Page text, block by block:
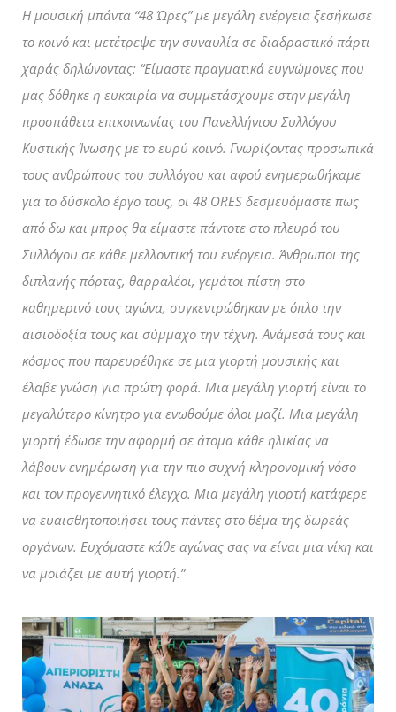
H μουσική μπάντα “48 Ώρες” με μεγάλη ενέργεια ξεσήκωσε
το κοινό και μετέτρεψε την συναυλία σε διαδραστικό πάρτι
χαράς δηλώνοντας: “Είμαστε πραγματικά ευγνώμονες που
μας δόθηκε η ευκαιρία να συμμετάσχουμε στην μεγάλη
προσπάθεια επικοινωνίας του Πανελλήνιου Συλλόγου
Κυστικής Ίνωσης με το ευρύ κοινό. Γνωρίζοντας προσωπικά
τους ανθρώπους του συλλόγου και αφού ενημερωθήκαμε
για το δύσκολο έργο τους, οι 48 ORES δεσμευόμαστε πως
από δω και μπρος θα είμαστε πάντοτε στο πλευρό του
Συλλόγου σε κάθε μελλοντική του ενέργεια. Άνθρωποι της
διπλανής πόρτας, θαρραλέοι, γεμάτοι πίστη στο
καθημερινό τους αγώνα, συγκεντρώθηκαν με όπλο την
αισιοδοξία τους και σύμμαχο την τέχνη. Ανάμεσά τους και
κόσμος που παρευρέθηκε σε μια γιορτή μουσικής και
έλαβε γνώση για πρώτη φορά. Μια μεγάλη γιορτή είναι το
μεγαλύτερο κίνητρο για ενωθούμε όλοι μαζί. Μια μεγάλη
γιορτή έδωσε την αφορμή σε άτομα κάθε ηλικίας να
λάβουν ενημέρωση για την πιο συχνή κληρονομική νόσο
και τον προγεννητικό έλεγχο. Μια μεγάλη γιορτή κατάφερε
να ευαισθητοποιήσει τους πάντες στο θέμα της δωρεάς
οργάνων. Ευχόμαστε κάθε αγώνας σας να είναι μια νίκη και
να μοιάζει με αυτή γιορτή.”